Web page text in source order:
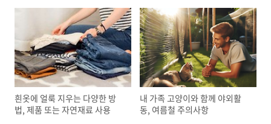
흰옷에 얼룩 지우는 다양한 방
법, 제품 또는 자연재료 사용
내 가족 고양이와 함께 야외활
동, 여름철 주의사항